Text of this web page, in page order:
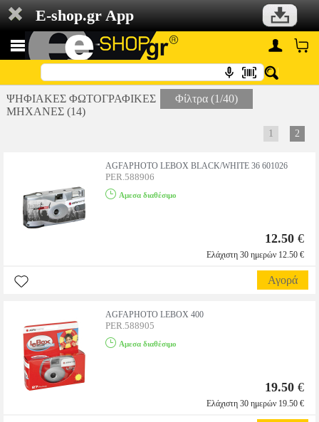
E-shop.gr App
ΨΗΦΙΑΚΕΣ ΦΩΤΟΓΡΑΦΙΚΕΣ
ΜΗΧΑΝΕΣ (14)
Φίλτρα (1/40)
1 2
AGFAPHOTO LEBOX BLACK/WHITE 36 601026
PER.588906
Αμεσα διαθέσιμο
12.50 €
Ελάχιστη 30 ημερών 12.50 €
Αγορά
AGFAPHOTO LEBOX 400
PER.588905
Αμεσα διαθέσιμο
19.50 €
Ελάχιστη 30 ημερών 19.50 €